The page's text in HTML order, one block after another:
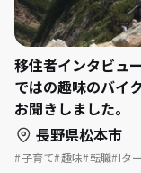
移住者インタビュ
ではの趣味のバイ
お聞きしました。
長野県松本市
子育て 趣味 転職 Iタ